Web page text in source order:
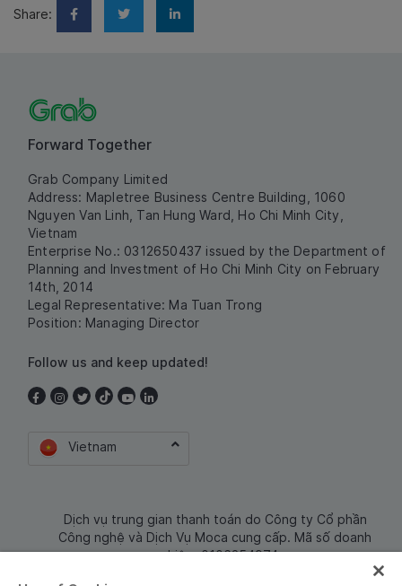
Share:
Forward Together
Grab Company Limited
Address: Mapletree Business Centre Building, 1060
Nguyen Van Linh, Tan Hung Ward, Ho Chi Minh City,
Vietnam
Enterprise No.: 0312650437 issued by the Department of
Planning and Investment of Ho Chi Minh City on February
14th, 2014
Legal Representative: Ma Tuan Trong
Position: Managing Director
Follow us and keep updated!
Vietnam
Dịch vụ trung gian thanh toán do Công ty Cổ phần
Công nghệ và Dịch Vụ Moca cung cấp. Mã số doanh
nghiệp: 0106254974